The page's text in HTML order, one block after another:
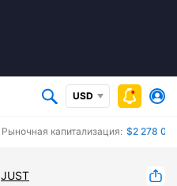
USD
Рыночная капитализация: $2 278
JUST